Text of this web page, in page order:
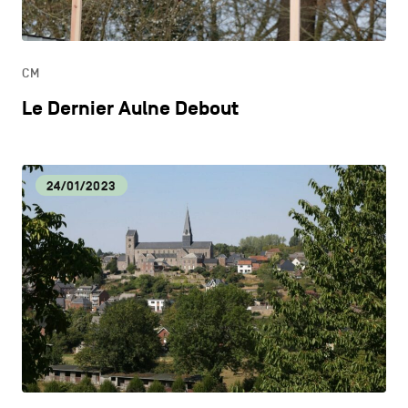
ONDERWIJS
CM
Le Dernier Aulne Debout
24/01/2023